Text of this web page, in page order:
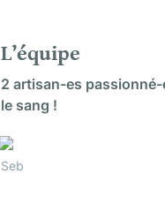
L’équipe
2 artisan-es
le sang !
Seb